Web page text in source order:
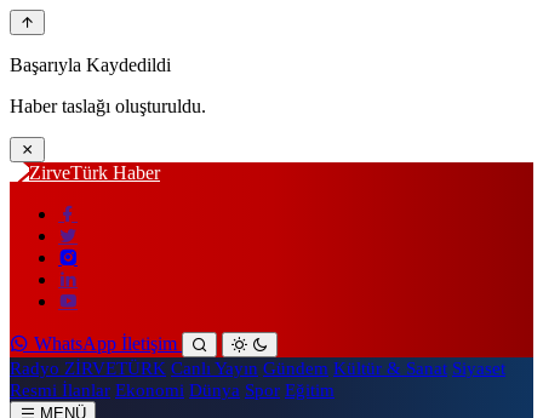
Başarıyla Kaydedildi
Haber taslağı oluşturuldu.
WhatsApp İletişim
Radyo ZİRVETÜRK Canlı Yayın Gündem Kültür & Sanat Siyaset
Resmi İlanlar Ekonomi Dünya Spor Eğitim
MENÜ